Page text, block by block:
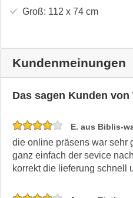
Groß: 112 x 74cm
Kundenmeinungen
Das sagen Kunden
E. aus Biblis-
die online präsens war sehr
ganz einfach der sevice
korrekt die lieferung schnell